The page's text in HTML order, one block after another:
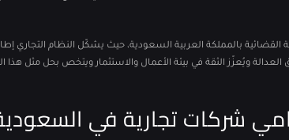
بالمملكة العربية السعودية، حيث يشكّل النظام التجاري
ويُعزّز الثقة في بيئة الأعمال والاستثمارويتخص بحل مثل هذا
شركات تجارية في